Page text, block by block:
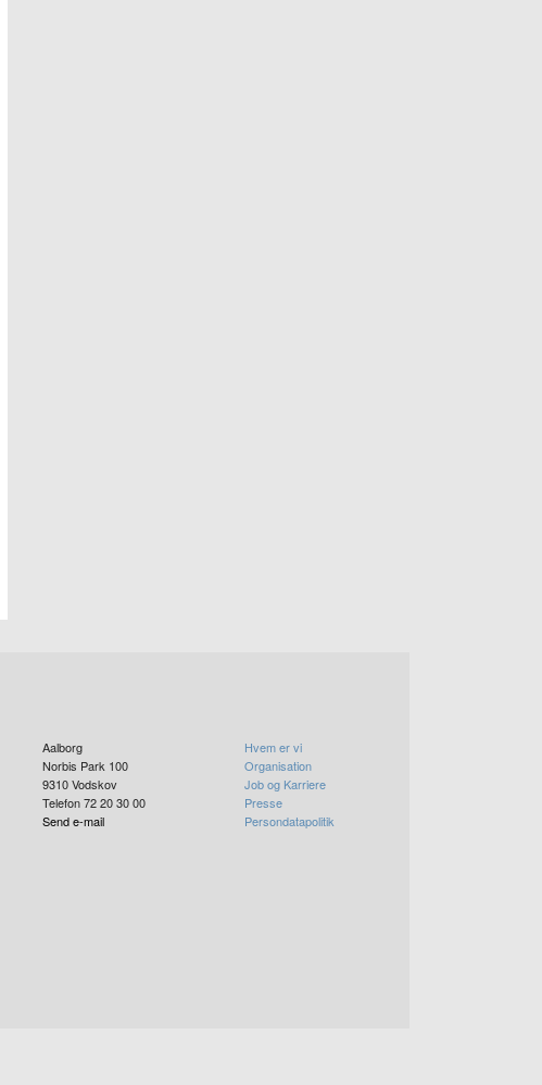
Aalborg
Norbis Park 100
9310 Vodskov
Telefon 72 20 30 00
Send e-mail
Hvem er vi
Organisation
Job og Karriere
Presse
Persondatapolitik